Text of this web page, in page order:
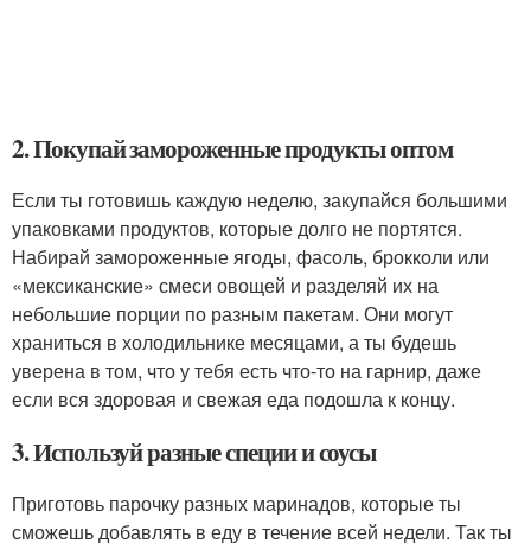
2. Покупай замороженные продукты оптом
Если ты готовишь каждую неделю, закупайся большими
упаковками продуктов, которые долго не портятся.
Набирай замороженные ягоды, фасоль, брокколи или
«мексиканские» смеси овощей и разделяй их на
небольшие порции по разным пакетам. Они могут
храниться в холодильнике месяцами, а ты будешь
уверена в том, что у тебя есть что-то на гарнир, даже
если вся здоровая и свежая еда подошла к концу.
3. Используй разные специи и соусы
Приготовь парочку разных маринадов, которые ты
сможешь добавлять в еду в течение всей недели. Так ты